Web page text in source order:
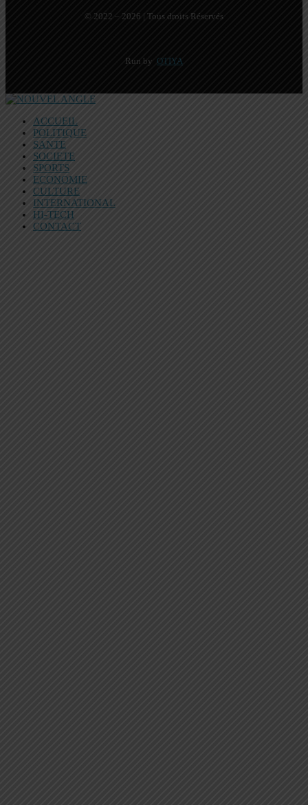
© 2022 – 2026 | Tous droits Réservés
Run by OTIYA
ACCUEIL
POLITIQUE
SANTE
SOCIETE
SPORTS
ECONOMIE
CULTURE
INTERNATIONAL
HI-TECH
CONTACT